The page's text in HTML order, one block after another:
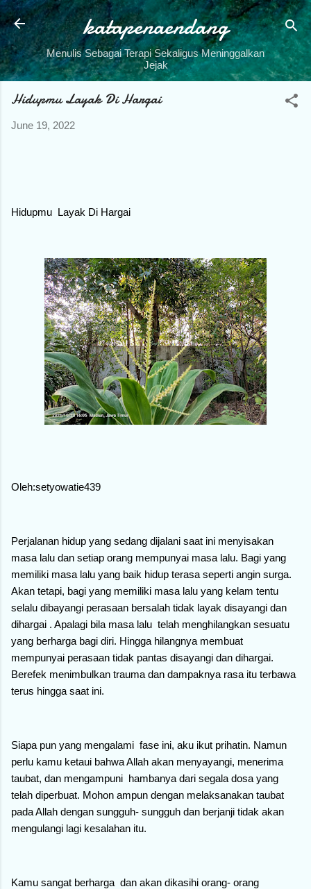
Skip to main content
katapenaendang
Menulis Sebagai Terapi Sekaligus Meninggalkan
Jejak
Hidupmu Layak Di Hargai
June 19, 2022
Hidupmu Layak Di Hargai
Oleh:setyowatie439
Perjalanan hidup yang sedang dijalani saat ini menyisakan
masa lalu dan setiap orang mempunyai masa lalu. Bagi yang
memiliki masa lalu yang baik hidup terasa seperti angin surga.
Akan tetapi, bagi yang memiliki masa lalu yang kelam tentu
selalu dibayangi perasaan bersalah tidak layak disayangi dan
dihargai . Apalagi bila masa lalu telah menghilangkan sesuatu
yang berharga bagi diri. Hingga hilangnya membuat
mempunyai perasaan tidak pantas disayangi dan dihargai.
Berefek menimbulkan trauma dan dampaknya rasa itu terbawa
terus hingga saat ini.
Siapa pun yang mengalami fase ini, aku ikut prihatin. Namun
perlu kamu ketaui bahwa Allah akan menyayangi, menerima
taubat, dan mengampuni hambanya dari segala dosa yang
telah diperbuat. Mohon ampun dengan melaksanakan taubat
pada Allah dengan sungguh- sungguh dan berjanji tidak akan
mengulangi lagi kesalahan itu.
Kamu sangat berharga dan akan dikasihi orang- orang